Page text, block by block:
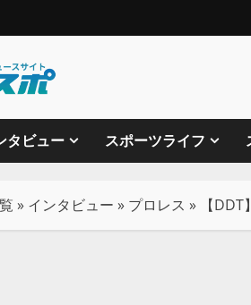
タビュー スポーツライフ
» インタビュー » プロレス » 【